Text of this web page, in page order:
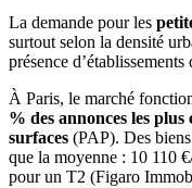
La demande pour les
surtout selon la densité
présence
À Paris, le marché
% des annonces les plus
surfaces (PAP). Des
que la moyenne : 10 110
pour un T2 (Figaro